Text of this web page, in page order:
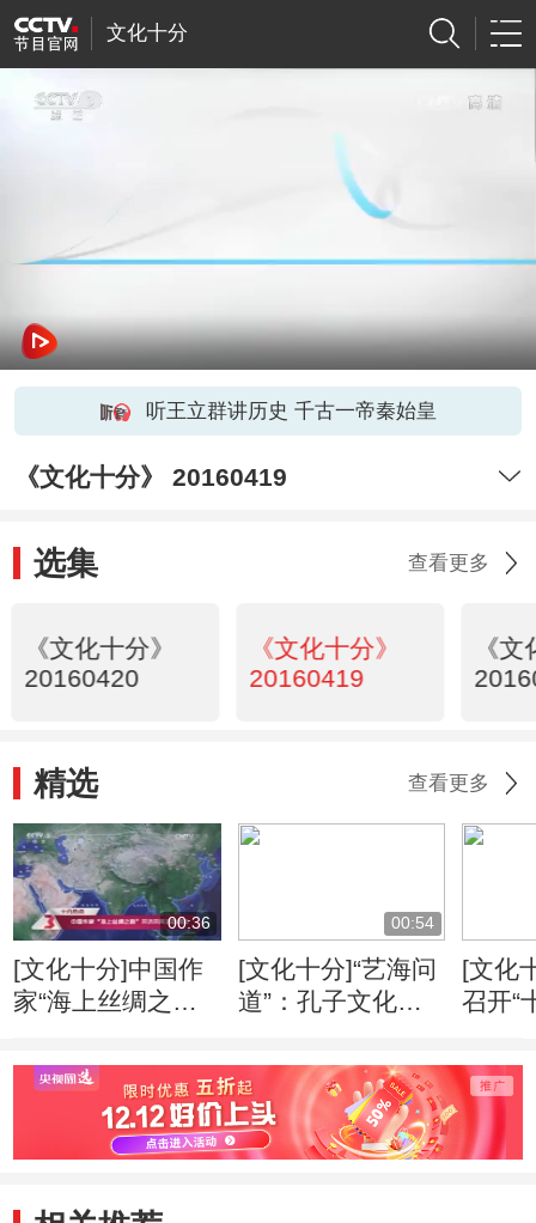
文化十分
听王立群讲历史 千古一帝秦始皇
《文化十分》 20160419
选集 查看更多
《文化十分》
20160420
《文化十分》
20160419
《
精选 查看更多
00:36
[文化十分]中国作
家“海上丝绸之
开启
00:54
[文化十分]“艺海问
道”：孔子文化形
[文化
召开“